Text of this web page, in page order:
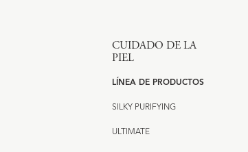
CUIDADO DE LA
PIEL
LÍNEA DE PRODUCTOS
SILKY PURIFYING
ULTIMATE